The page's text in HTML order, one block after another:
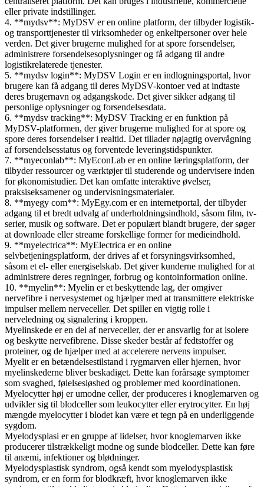
eller private indstillinger.
4. **mydsv**: MyDSV er en online platform, der tilbyder logistik-
og transporttjenester til virksomheder og enkeltpersoner over hele
verden. Det giver brugerne mulighed for at spore forsendelser,
administrere forsendelsesoplysninger og få adgang til andre
logistikrelaterede tjenester.
5. **mydsv login**: MyDSV Login er en indlogningsportal, hvor
brugere kan få adgang til deres MyDSV-kontoer ved at indtaste
deres brugernavn og adgangskode. Det giver sikker adgang til
personlige oplysninger og forsendelsesdata.
6. **mydsv tracking**: MyDSV Tracking er en funktion på
MyDSV-platformen, der giver brugerne mulighed for at spore og
spore deres forsendelser i realtid. Det tillader nøjagtig overvågning
af forsendelsesstatus og forventede leveringstidspunkter.
7. **myeconlab**: MyEconLab er en online læringsplatform, der
tilbyder ressourcer og værktøjer til studerende og undervisere inden
for økonomistudier. Det kan omfatte interaktive øvelser,
praksiseksamener og undervisningsmaterialer.
8. **myegy com**: MyEgy.com er en internetportal, der tilbyder
adgang til et bredt udvalg af underholdningsindhold, såsom film, tv-
serier, musik og software. Det er populært blandt brugere, der søger
at downloade eller streame forskellige former for medieindhold.
9. **myelectrica**: MyElectrica er en online
selvbetjeningsplatform, der drives af et forsyningsvirksomhed,
såsom et el- eller energiselskab. Det giver kunderne mulighed for at
administrere deres regninger, forbrug og kontoinformation online.
10. **myelin**: Myelin er et beskyttende lag, der omgiver
nervefibre i nervesystemet og hjælper med at transmittere elektriske
impulser mellem nerveceller. Det spiller en vigtig rolle i
nerveledning og signalering i kroppen.
Myelinskede er en del af nerveceller, der er ansvarlig for at isolere
og beskytte nervefibrene. Disse skeder består af fedtstoffer og
proteiner, og de hjælper med at accelerere nervens impulser.
Myelit er en betændelsestilstand i rygmarven eller hjernen, hvor
myelinskederne bliver beskadiget. Dette kan forårsage symptomer
som svaghed, følelsesløshed og problemer med koordinationen.
Myelocytter høj er umodne celler, der produceres i knoglemarven og
udvikler sig til blodceller som leukocytter eller erytrocytter. En høj
mængde myelocytter i blodet kan være et tegn på en underliggende
sygdom.
Myelodysplasi er en gruppe af lidelser, hvor knoglemarven ikke
producerer tilstrækkeligt modne og sunde blodceller. Dette kan føre
til anæmi, infektioner og blødninger.
Myelodysplastisk syndrom, også kendt som myelodysplastisk
syndrom, er en form for blodkræft, hvor knoglemarven ikke